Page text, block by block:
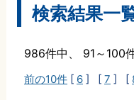
検索結果一
986件中、 91～100
前の10件 [ 6 ] [ 7 ] [